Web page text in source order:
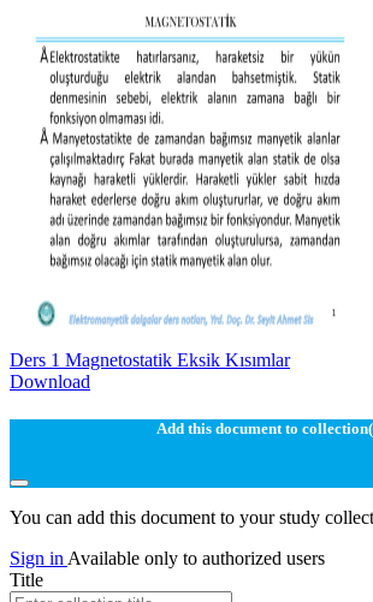
Ders 1 Magnetostatik Eksik Kısımlar
Download
Add this document to
You can add this document to your study
Sign in Available only to authorized users
Title